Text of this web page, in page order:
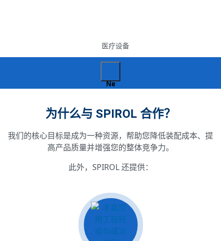
医疗设备
Ne
为什么与 SPIROL 合作？
我们的核心目标是成为一种资源，帮助您降低装配成本、提
高产品质量并增强您的整体竞争力。
此外，SPIROL 还提供：